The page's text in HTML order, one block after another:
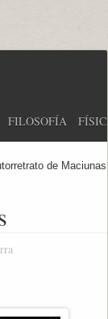
FILOSOFÍA
de Maciunas